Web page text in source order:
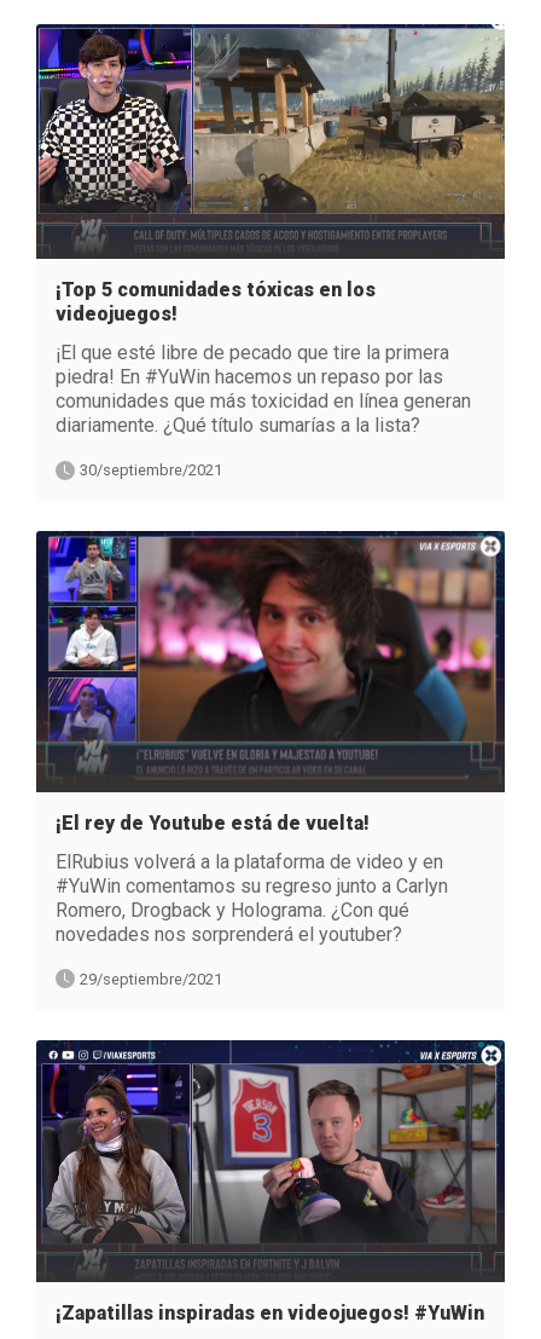
¡Top 5 comunidades tóxicas en los
videojuegos!
¡El que esté libre de pecado que tire la primera
piedra! En #YuWin hacemos un repaso por las
comunidades que más toxicidad en línea generan
diariamente. ¿Qué título sumarías a la lista?
30/septiembre/2021
¡El rey de Youtube está de vuelta!
ElRubius volverá a la plataforma de video y en
#YuWin comentamos su regreso junto a Carlyn
Romero, Drogback y Holograma. ¿Con qué
novedades nos sorprenderá el youtuber?
29/septiembre/2021
¡Zapatillas inspiradas en videojuegos! #YuWin